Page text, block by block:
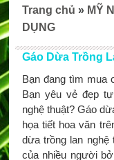
Gáo Dừa Trồng
Bạn đang tìm mua
Bạn yêu vẻ đẹp
nghệ thuật? Gáo
họa tiết hoa văn
dừa trồng lan
của nhiều người
Trang chủ » MỸ
DỤNG